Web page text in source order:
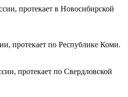
протекает в Новосибирской
протекает по Республике Коми.
протекает по Свердловской